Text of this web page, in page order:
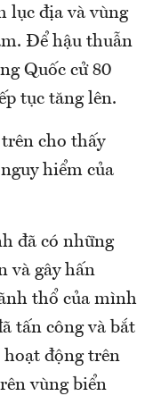
lục địa và vùng
Để hậu thuẫn
Quốc cử 80
tục tăng lên.
cho thấy
hiểm của
đã có những
và gây hấn
thổ của mình
tấn công và bắt
hoạt động trên
vùng biển